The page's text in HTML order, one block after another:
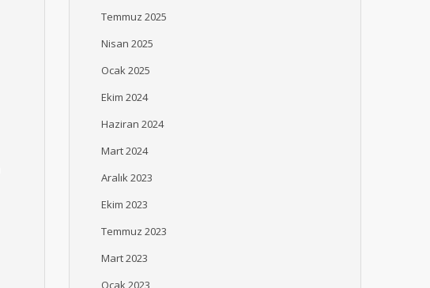
Temmuz 2025
Nisan 2025
Ocak 2025
Ekim 2024
Haziran 2024
Mart 2024
Aralık 2023
Ekim 2023
Temmuz 2023
Mart 2023
Ocak 2023